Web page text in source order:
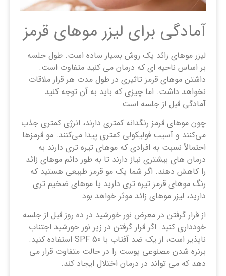
آمادگی برای لیزر موهای قرمز
لیزر موهای زائد یک روش بسیار ساده است. طول جلسه
بر اساس ناحیه ای که درمان می کنید متفاوت است.
داشتن موهای قرمز تاثیری در طول مدت هر قرار ملاقات
نخواهد داشت. اما چیزی که باید به آن توجه کنید
آمادگی قبل از جلسه است.
چون موهای قرمز رنگدانه کمتری دارند، انرژی کمتری جذب
می‌کنند و آسیب فولیکولی کمتری پیدا می‌کنند. مو قرمزها
احتمالاً نسبت به افرادی که موهای تیره تری دارند به
درمان های بیشتری نیاز دارند تا به طور دائم موهای زائد
را کاهش دهند. اگر شما یک مو قرمز طبیعی هستید که
رنگ موهای قرمز تیره تری دارید یا موهای ضخیم تری
دارید، لیزر موهای زائد موثر خواهد بود.
از قرار گرفتن در معرض نور خورشید در ده روز قبل از جلسه
خودداری کنید. اگر قرار گرفتن در زیر نور خورشید اجتناب
ناپذیر است، از یک ضد آفتاب با SPF 50 استفاده کنید.
برنزه شدن مصنوعی پوست را در حالت متفاوت قرار می
دهد که می تواند در درمان اختلال ایجاد کند.